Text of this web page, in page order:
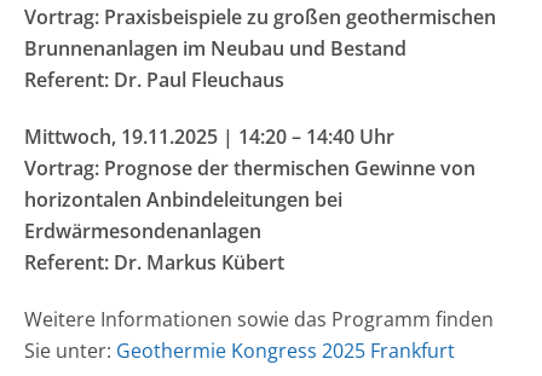
Vortrag: Praxisbeispiele zu großen geothermischen
Brunnenanlagen im Neubau und Bestand
Referent: Dr. Paul Fleuchaus
Mittwoch, 19.11.2025 | 14:20 – 14:40 Uhr
Vortrag: Prognose der thermischen Gewinne von
horizontalen Anbindeleitungen bei
Erdwärmesondenanlagen
Referent: Dr. Markus Kübert
Weitere Informationen sowie das Programm finden
Sie unter: Geothermie Kongress 2025 Frankfurt